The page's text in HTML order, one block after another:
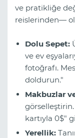
ve pratikliğe
reislerinden—
Dolu Sepet:
ve ev
fotoğrafı.
doldurun."
Makbuzlar
kartıyla 0$"
Yerellik: